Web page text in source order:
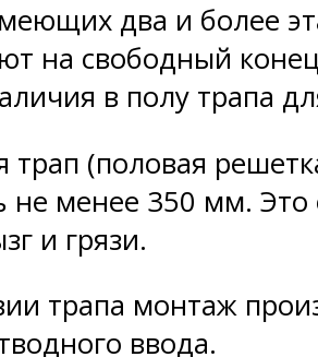
два и более
на свободный
в полу трапа
трап (половая
менее 350 мм. Это
и грязи.
трапа монтаж
ввода.